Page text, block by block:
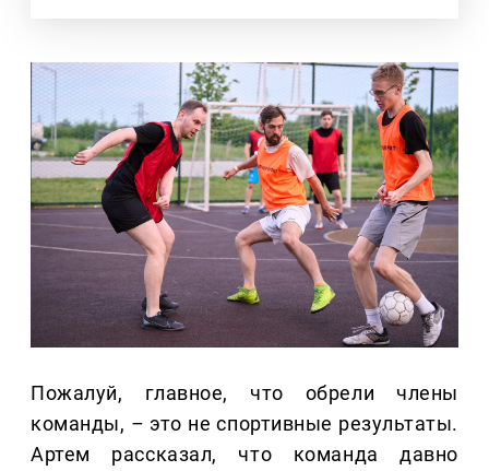
Пожалуй, главное, что обрели члены
команды, – это не спортивные результаты.
Артем рассказал, что команда давно